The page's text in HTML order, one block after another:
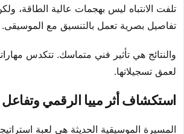
تلفت الانتباه ليس بهجمات عالية الطاقة،
تفاصيل بصرية تعمل بالتنسيق مع الموسيقى.
والنتائج هي تأثير فني متماسك. تتكدس
لعمق تسجيلاتها.
استكشاف أثر مييا الرقمي
المسيرة الموسيقية الحديثة هي لعبة